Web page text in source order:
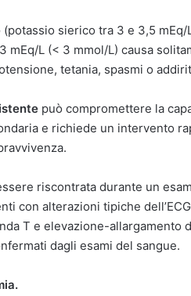
(potassio sierico tra 3 e 3,5
mEq/L (< 3 mmol/L) causa
tetania, spasmi o
può compromettere la
e richiede un intervento
riscontrata durante un
con alterazioni tipiche
T e elevazione-allargamento
dagli esami del sangue.